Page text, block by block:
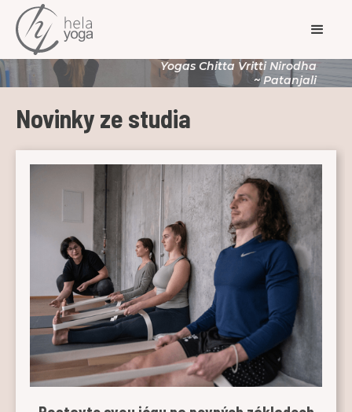
Yogas Chitta Vritti Nirodha
~ Patanjali
Novinky ze studia